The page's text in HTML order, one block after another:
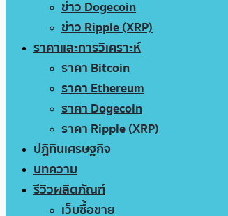
ข่าว Dogecoin
ข่าว Ripple (XRP)
ราคาและการวิเคราะห์
ราคา Bitcoin
ราคา Ethereum
ราคา Dogecoin
ราคา Ripple (XRP)
ปฏิทินเศรษฐกิจ
บทความ
รีวิวผลิตภัณฑ์
เว็บซื้อขาย